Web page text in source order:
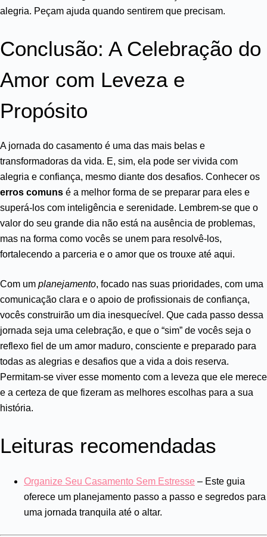
alegria. Peçam ajuda quando sentirem que precisam.
Conclusão: A Celebração do
Amor com Leveza e
Propósito
A jornada do casamento é uma das mais belas e
transformadoras da vida. E, sim, ela pode ser vivida com
alegria e confiança, mesmo diante dos desafios. Conhecer os
erros comuns é a melhor forma de se preparar para eles e
superá-los com inteligência e serenidade. Lembrem-se que o
valor do seu grande dia não está na ausência de problemas,
mas na forma como vocês se unem para resolvê-los,
fortalecendo a parceria e o amor que os trouxe até aqui.
Com um planejamento, focado nas suas prioridades, com uma
comunicação clara e o apoio de profissionais de confiança,
vocês construirão um dia inesquecível. Que cada passo dessa
jornada seja uma celebração, e que o “sim” de vocês seja o
reflexo fiel de um amor maduro, consciente e preparado para
todas as alegrias e desafios que a vida a dois reserva.
Permitam-se viver esse momento com a leveza que ele merece
e a certeza de que fizeram as melhores escolhas para a sua
história.
Leituras recomendadas
Organize Seu Casamento Sem Estresse – Este guia
oferece um planejamento passo a passo e segredos para
uma jornada tranquila até o altar.